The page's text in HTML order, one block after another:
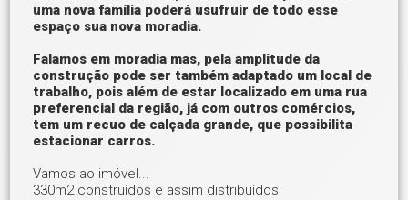
uma nova família poderá usufruir de todo esse
espaço sua nova moradia.
Falamos em moradia mas, pela amplitude da
construção pode ser também adaptado um local de
trabalho, pois além de estar localizado em uma rua
preferencial da região, já com outros comércios,
tem um recuo de calçada grande, que possibilita
estacionar carros.
Vamos ao imóvel...
330m2 construídos e assim distribuídos: